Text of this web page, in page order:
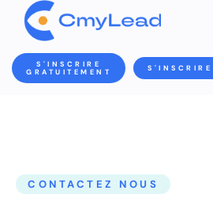
S'INSCRIRE
GRATUITEMENT
S'INSCRIRE
CONTACTEZ NOUS